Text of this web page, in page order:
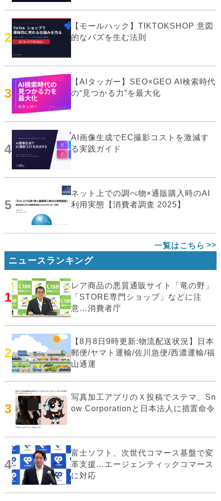
2
【モールハック】TIKTOKSHOP 意図
的なバズを生む法則
3
【AIタッガー】SEO×GEO AI検索時代
の“見つかる力”を最大化
4
AI画像生成でEC撮影コストを激減す
る実践ガイド
5
ネット上での調べ物×通販購入時のAI
利用実態【消費者調査 2025】
一覧はこちら
ニュースランキング
1
レア商品の悪質通販サイト「竜の野」
「STORE専門ショップ」などに注
意…消費者庁
2
【8月8日9時更新:物流配送状況】日本
郵便/ヤマト運輸/佐川急便/西濃運輸/福
山通運
3
写真加工アプリのＸ投稿でステマ、Sn
ow Corporationと日本法人に措置命令
4
富士ソフト、次世代コマース基盤で変
革支援…エージェンティックコマース
に対応